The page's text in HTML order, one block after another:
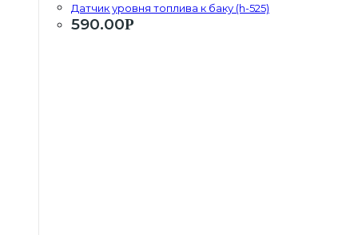
Датчик уровня топлива к баку (h-525)
590.00Р